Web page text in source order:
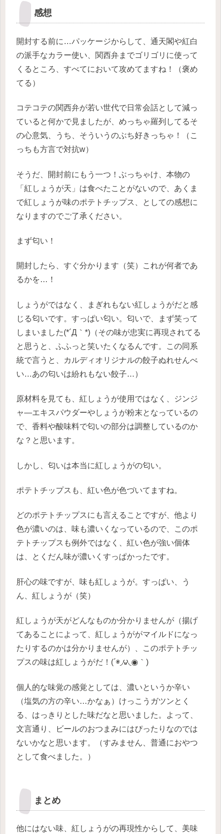
感想
開封する前に…パッケージからして、通天閣や紅白
の派手なカラー使い、関西弁までゴリゴリに使って
くるところ、すべてにおいて攻めてますね！（褒め
てる）
コテコテの関西弁が若い世代で日常会話として減っ
ていると何かで見ましたが、めっちゃ羅列してるそ
の心意気、うち、そういうのぶち好きっちゃ！（こ
っちも方言で対抗w）
そうだ、開封前にもう一つ！ぶっちゃけ、本物の
「紅しょうが天」は食べたことがないので、あくま
で紅しょうが味のポテトチップス、としての感想に
なりますのでご了承ください。
まず匂い！
開封したら、すぐ分かります（笑）これが何者であ
るかを…！
しょうがではなく、まぎれもない紅しょうがだと感
じる匂いです。すっぱい匂い。匂いで、まず笑って
しまいました(*´Д｀*)（その味が忠実に再現されてる
と思うと、ふふっと笑いたくなるんです。この同系
統で言うと、カルディオリジナルの餃子ぬれせんべ
い…あの匂いは紛れもない餃子…）
原材料を見ても、紅しょうが使用ではなく、ジンジ
ャ―エキスパウダーやしょうが粉末となっているの
で、香料や酸味料で匂いの部分は調整しているのか
な？と思います。
しかし、匂いは本当に紅しょうがの匂い。
ポテトチップスも、紅い色が色づいてますね。
どのポテトチップスにも言えることですが、他より
色が濃いのは、味も濃いくなっているので、このポ
テトチップスも例外ではなく、紅い色が強い個体
は、とくだん味が濃いくすっぱかったです。
肝心の味ですが、味も紅しょうが。すっぱい、う
ん、紅しょうが（笑）
紅しょうが天がどんなものか分かりませんが（揚げ
てあることによって、紅しょうががマイルドになっ
たりするのかは分かりませんが）、このポテトチッ
プスの味は紅しょうがだ！(΄◉◞౪◟◉｀)
個人的な味覚の感覚としては、濃いというか辛い
（塩気の方の辛い…かなぁ）けっこうガツンとく
る、はっきりとした味だなと思いました。よって、
文言通り、ビールのおつまみにはぴったりなのでは
ないかなと思います。（すみません、普通におやつ
として食べました。）
まとめ
他にはない味、紅しょうがの再現性からして、美味